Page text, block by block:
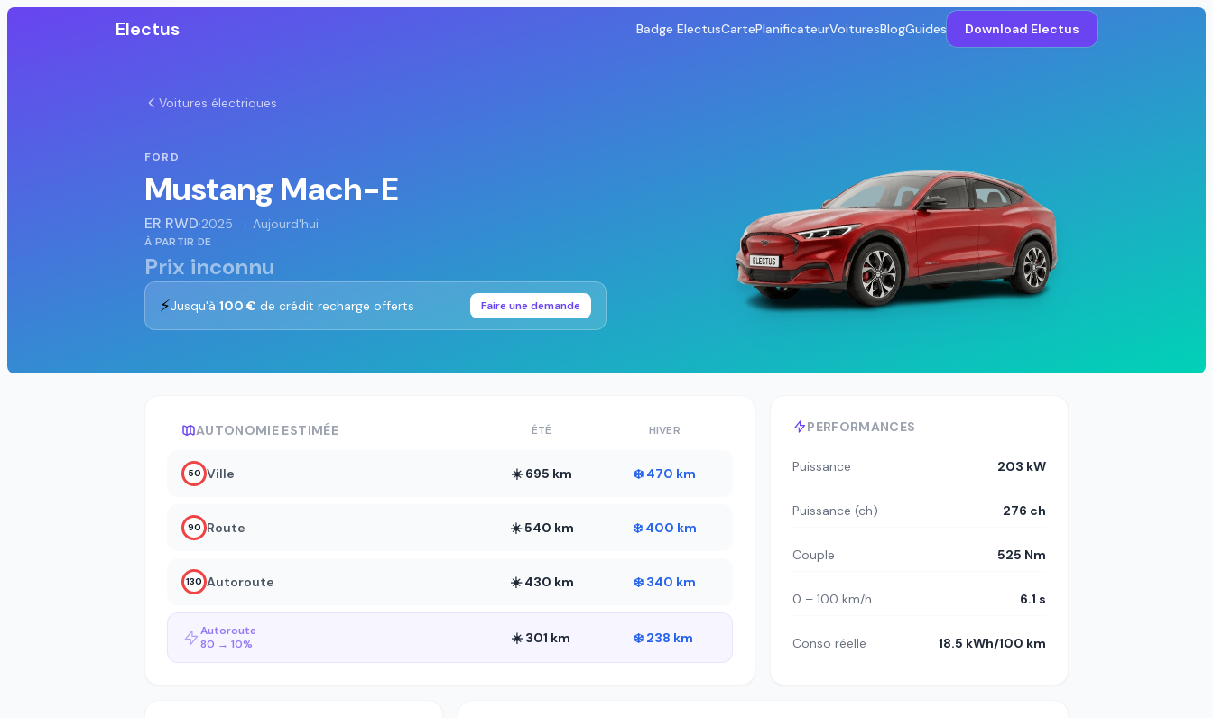
Electus Badge ElectusCartePlanificateurVoituresBlogGuides Download Electus
Voitures électriques
FORD
Mustang Mach-E
ER RWD·2025 → Aujourd'hui
À PARTIR DE
Prix inconnu
⚡Jusqu'à 100 € de crédit recharge offerts Faire une demande
AUTONOMIE ESTIMÉE ÉTÉ HIVER
50 Ville ☀️ 695 km ❄️ 470 km
90 Route ☀️ 540 km ❄️ 400 km
130 Autoroute ☀️ 430 km ❄️ 340 km
Autoroute
80 → 10%
☀️ 301 km ❄️ 238 km
PERFORMANCES
Puissance 203 kW
Puissance (ch) 276 ch
Couple 525 Nm
0 – 100 km/h 6.1 s
Conso réelle 18.5 kWh/100 km